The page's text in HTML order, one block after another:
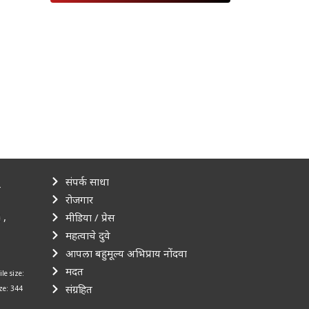
,
size:
344
संपर्क साधा
रोजगार
मीडिया / प्रेस
महत्वाचे दुवे
आपला बहुमूल्य अभिप्राय नोंदवा
मदत
संग्रहित